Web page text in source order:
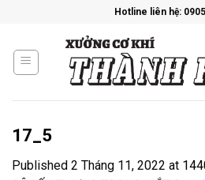
content
Hotline liên hệ:
17_5
Published 2 Tháng 11, 2022 at